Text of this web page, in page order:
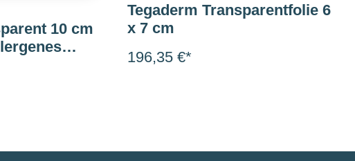
10 cm
Tegaderm Transparentfolie 6
x 7 cm
196,35 €*